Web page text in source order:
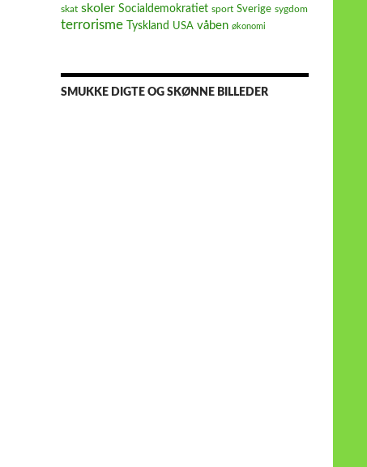
skat skoler Socialdemokratiet sport Sverige sygdom
terrorisme Tyskland USA våben økonomi
SMUKKE DIGTE OG SKØNNE BILLEDER